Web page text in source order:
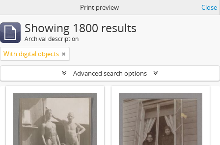
Print preview Close
Showing 1800 results
Archival description
With digital objects
Advanced search options